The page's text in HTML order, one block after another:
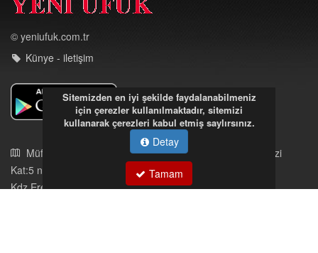
© yeniufuk.com.tr
Künye - iletişim
Sitemizden en iyi şekilde faydalanabilmeniz
için çerezler kullanılmaktadır, sitemizi
kullanarak çerezleri kabul etmiş saylırsınız.
Detay
Tamam